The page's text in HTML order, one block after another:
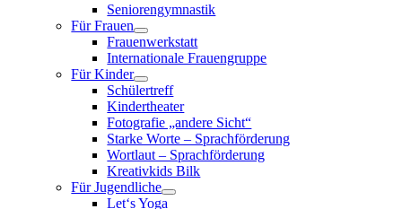
Seniorengymnastik
Für Frauen
Frauenwerkstatt
Internationale Frauengruppe
Für Kinder
Schülertreff
Kindertheater
Fotografie „andere Sicht“
Starke Worte – Sprachförderung
Wortlaut – Sprachförderung
Kreativkids Bilk
Für Jugendliche
Let‘s Yoga